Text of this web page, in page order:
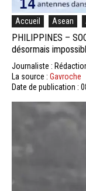
Accueil Asean
PHILIPPINES –
désormais
Journaliste :
La source : Gavroche
Date de publication :